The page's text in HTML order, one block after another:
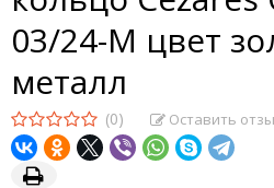
03/24-M цвет
металл
(0) Оставить